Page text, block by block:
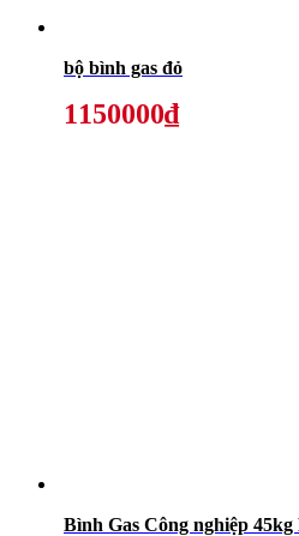
bộ bình gas đỏ
1150000₫
Bình Gas Công nghiệp